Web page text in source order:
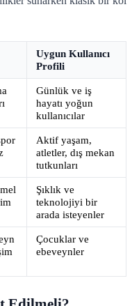
Uygun Kullanıcı
Profili
Günlük ve iş
hayatı yoğun
kullanıcılar
Aktif yaşam,
atletler, dış mekan
tutkunları
Şıklık ve
teknolojiyi bir
arada isteyenler
Çocuklar ve
ebeveynler